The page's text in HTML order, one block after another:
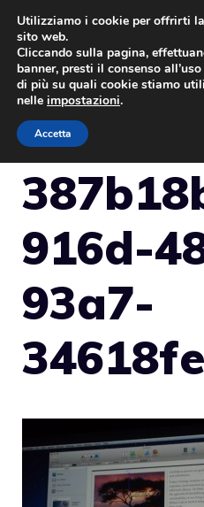
Vai
contenuto
916d-
93a7-
Utilizziamo i cookie per offrirti
sito web.
Cliccando sulla pagina,
banner, presti il consenso
di più su quali cookie stiamo
nelle impostazioni.
Accetta